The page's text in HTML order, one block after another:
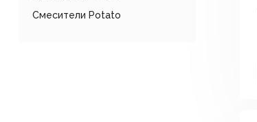
Смесители Potato